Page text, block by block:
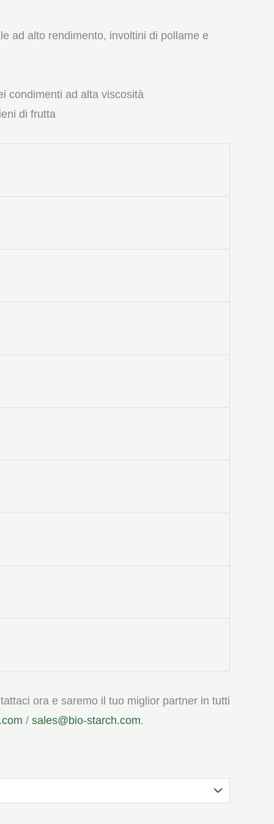
ad alto rendimento, involtini di pollame e
condimenti ad alta viscosità
di frutta
ora e saremo il tuo miglior partner in tutti
/ sales@bio-starch.com.